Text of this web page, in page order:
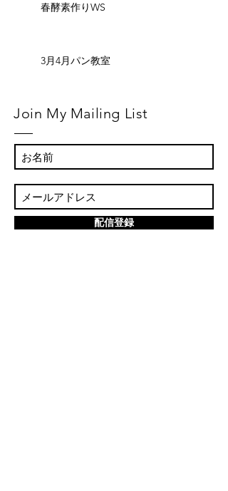
春酵素作りWS
3月4月パン教室
Join My Mailing List
配信登録